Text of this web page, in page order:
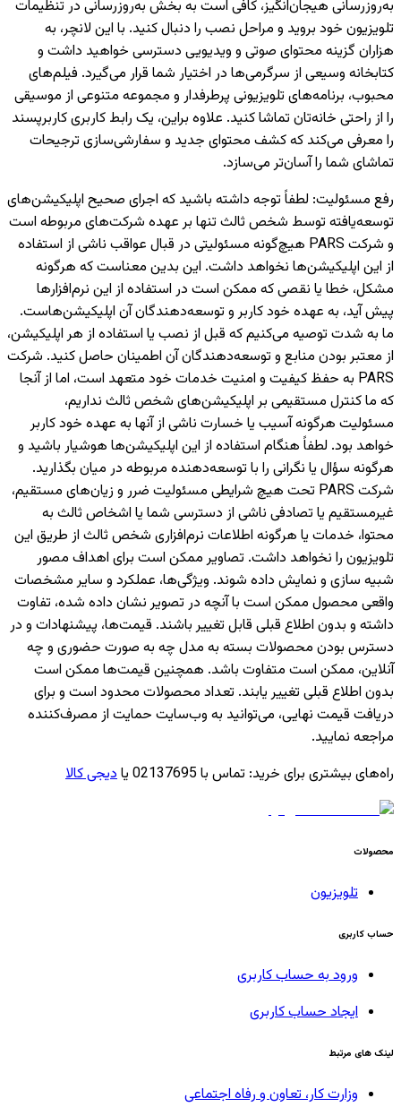
به‌روزرسانی هیجان‌انگیز، کافی است به بخش به‌روزرسانی در تنظیمات
تلویزیون خود بروید و مراحل نصب را دنبال کنید. با این لانچر، به
هزاران گزینه محتوای صوتی و ویدیویی دسترسی خواهید داشت و
کتابخانه وسیعی از سرگرمی‌ها در اختیار شما قرار می‌گیرد. فیلم‌های
محبوب، برنامه‌های تلویزیونی پرطرفدار و مجموعه متنوعی از موسیقی
را از راحتی خانه‌تان تماشا کنید. علاوه براین، یک رابط کاربری کاربرپسند
را معرفی می‌کند که کشف محتوای جدید و سفارشی‌سازی ترجیحات
تماشای شما را آسان‌تر می‌سازد.
رفع مسئولیت: لطفاً توجه داشته باشید که اجرای صحیح اپلیکیشن‌های
توسعه‌یافته توسط شخص ثالث تنها بر عهده شرکت‌های مربوطه است
و شرکت PARS هیچ‌گونه مسئولیتی در قبال عواقب ناشی از استفاده
از این اپلیکیشن‌ها نخواهد داشت. این بدین معناست که هرگونه
مشکل، خطا یا نقصی که ممکن است در استفاده از این نرم‌افزارها
پیش آید، به عهده خود کاربر و توسعه‌دهندگان آن اپلیکیشن‌هاست.
ما به شدت توصیه می‌کنیم که قبل از نصب یا استفاده از هر اپلیکیشن،
از معتبر بودن منابع و توسعه‌دهندگان آن اطمینان حاصل کنید. شرکت
PARS به حفظ کیفیت و امنیت خدمات خود متعهد است، اما از آنجا
که ما کنترل مستقیمی بر اپلیکیشن‌های شخص ثالث نداریم،
مسئولیت هرگونه آسیب یا خسارت ناشی از آنها به عهده خود کاربر
خواهد بود. لطفاً هنگام استفاده از این اپلیکیشن‌ها هوشیار باشید و
هرگونه سؤال یا نگرانی را با توسعه‌دهنده مربوطه در میان بگذارید.
شرکت PARS تحت هیچ شرایطی مسئولیت ضرر و زیان‌های مستقیم،
غیرمستقیم یا تصادفی ناشی از دسترسی شما یا اشخاص ثالث به
محتوا، خدمات یا هرگونه اطلاعات نرم‌افزاری شخص ثالث از طریق این
تلویزیون را نخواهد داشت. تصاویر ممکن است برای اهداف مصور
شبیه سازی و نمایش داده شوند. ویژگی‌ها، عملکرد و سایر مشخصات
واقعی محصول ممکن است با آنچه در تصویر نشان داده شده، تفاوت
داشته و بدون اطلاع قبلی قابل تغییر باشند. قیمت‌ها، پیشنهادات و در
دسترس بودن محصولات بسته به مدل چه به صورت حضوری و چه
آنلاین، ممکن است متفاوت باشد. همچنین قیمت‌ها ممکن است
بدون اطلاع قبلی تغییر یابند. تعداد محصولات محدود است و برای
دریافت قیمت نهایی، می‌توانید به وب‌سایت حمایت از مصرف‌کننده
مراجعه نمایید.
راه‌های بیشتری برای خرید: تماس با 02137695 یا دیجی کالا
محصولات
تلویزیون
حساب کاربری
ورود به حساب کاربری
ایجاد حساب کاربری
لینک های مرتبط
وزارت کار، تعاون و رفاه اجتماعی